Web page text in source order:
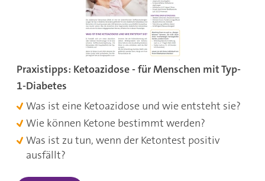
Praxistipps: Ketoazidose - für Menschen mit Typ-
1-Diabetes
Was ist eine Ketoazidose und wie entsteht sie?
Wie können Ketone bestimmt werden?
Was ist zu tun, wenn der Ketontest positiv
ausfällt?